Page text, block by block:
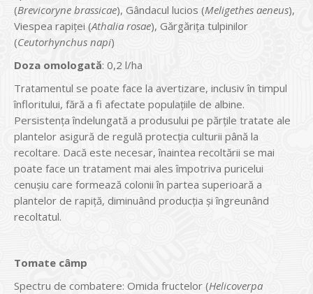
(Brevicoryne brassicae), Gândacul lucios (Meligethes aeneus),
Viespea rapiţei (Athalia rosae), Gărgăriţa tulpinilor
(Ceutorhynchus napi)
Doza omologată: 0,2 l/ha
Tratamentul se poate face la avertizare, inclusiv în timpul
înfloritului, fără a fi afectate populaţiile de albine.
Persistenţa îndelungată a produsului pe părţile tratate ale
plantelor asigură de regulă protecţia culturii până la
recoltare. Dacă este necesar, înaintea recoltării se mai
poate face un tratament mai ales împotriva puricelui
cenuşiu care formează colonii în partea superioară a
plantelor de rapiţă, diminuând producţia şi îngreunând
recoltatul.
Tomate câmp
Spectru de combatere: Omida fructelor (Helicoverpa